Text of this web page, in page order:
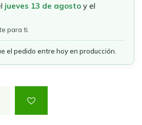
jueves 13 de agostoy el
para ti.
el pedido entre hoy en producción.